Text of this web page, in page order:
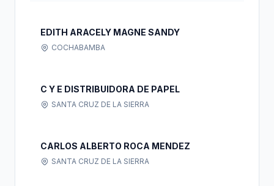
EDITH ARACELY MAGNE SANDY
COCHABAMBA
C Y E DISTRIBUIDORA DE PAPEL
SANTA CRUZ DE LA SIERRA
CARLOS ALBERTO ROCA MENDEZ
SANTA CRUZ DE LA SIERRA